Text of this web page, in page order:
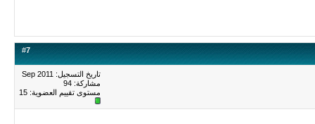
#7
تاريخ التسجيل: Sep 2011
مشاركة: 94
مستوى تقييم العضوية: 15